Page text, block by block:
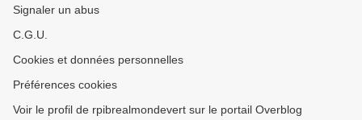
Signaler un abus
C.G.U.
Cookies et données personnelles
Préférences cookies
Voir le profil de rpibrealmondevert sur le portail Overblog